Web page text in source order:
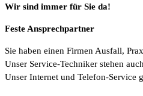
Wir sind immer für Sie da!
Feste Ansprechpartner
Sie haben einen Firmen Ausfall,
Unser Service-Techniker stehen
Unser Internet und Telefon-Service